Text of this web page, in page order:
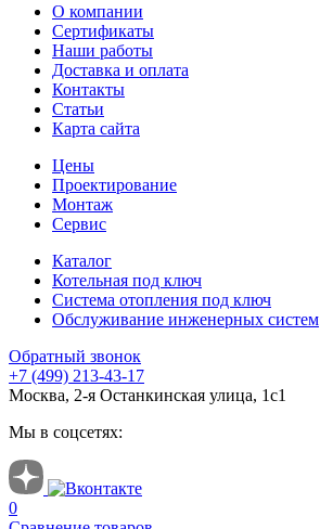
О компании
Сертификаты
Наши работы
Доставка и оплата
Контакты
Статьи
Карта сайта
Цены
Проектирование
Монтаж
Сервис
Каталог
Котельная под ключ
Система отопления под ключ
Обслуживание инженерных систем
Обратный звонок
+7 (499) 213-43-17
Москва, 2-я Останкинская улица, 1с1
Мы в соцсетях:
0